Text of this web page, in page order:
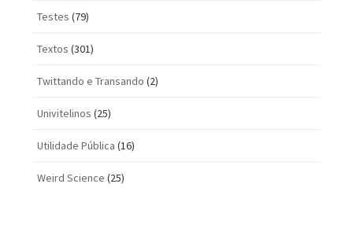
Testes (79)
Textos (301)
Twittando e Transando (2)
Univitelinos (25)
Utilidade Pública (16)
Weird Science (25)